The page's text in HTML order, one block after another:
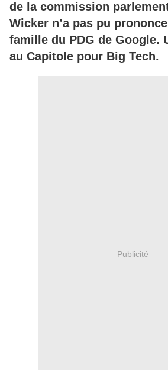
de la commission
Wicker n’a pas pu
famille du PDG de Google.
au Capitole pour Big Tech.
Publicité